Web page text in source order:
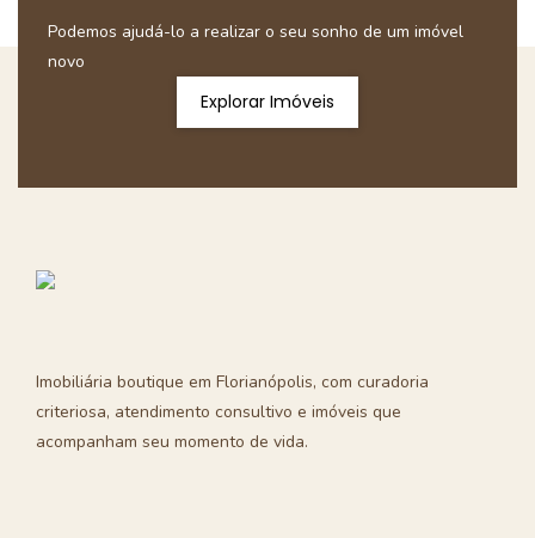
Podemos ajudá-lo a realizar o seu sonho de um imóvel
novo
Explorar Imóveis
Imobiliária boutique em Florianópolis, com curadoria
criteriosa, atendimento consultivo e imóveis que
acompanham seu momento de vida.